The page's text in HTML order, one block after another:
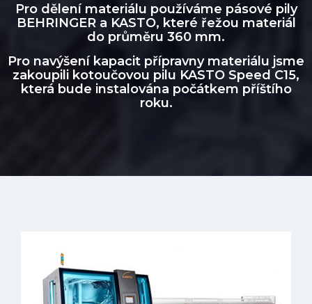
Pro dělení materiálu používáme pásové pily
BEHRINGER a KASTO, které řežou materiál
do průměru 360 mm.
Pro navýšení kapacit přípravny materiálu jsme
zakoupili kotoučovou pilu KASTO Speed C15,
která bude instalována počátkem příštího
roku.